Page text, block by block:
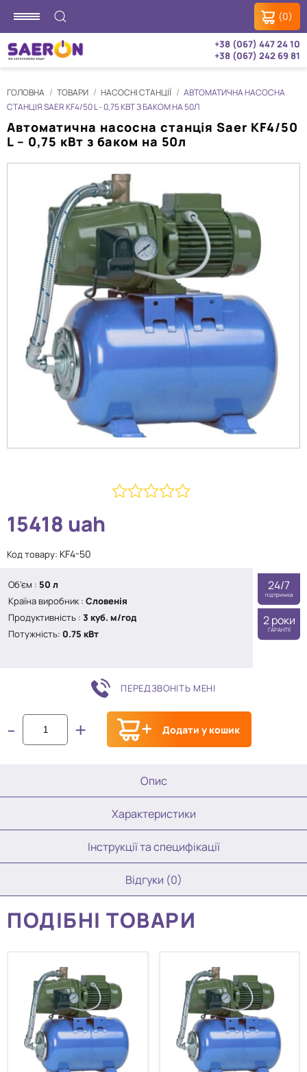
(0)
+38 (067) 447 24 10
+38 (067) 242 69 81
ГОЛОВНА ТОВАРИ НАСОСНІ СТАНЦІЇ
АВТОМАТИЧНА НАСОСНА
СТАНЦІЯ SAER KF4/50 L - 0,75 КВТ З БАКОМ НА 50Л
Автоматична насосна станція Saer KF4/50
L – 0,75 кВт з баком на 50л
15418 uah
Код товару: KF4-50
Об’єм : 50 л
Країна виробник: Словенія
Продуктивність : 3 куб. м/год
Потужність: 0.75 кВт
ПЕРЕДЗВОНІТЬ МЕНІ
- + Додати у кошик
24/7
підтримка
2 роки
ГАРАНТІЇ
Опис
Характеристики
Інструкції та специфікації
Відгуки (0)
ПОДІБНІ ТОВАРИ